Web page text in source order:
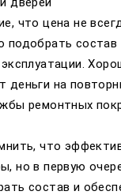
что цена не
подобрать состав
деньги на
ремонтных
что
но в первую
состав и